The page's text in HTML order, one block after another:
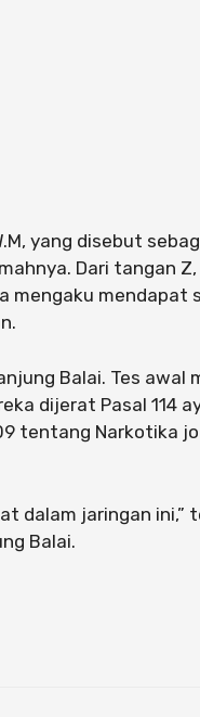
yang disebut
Dari tangan
mengaku mendapat
Balai. Tes awal
dijerat Pasal 114
tentang Narkotika
dalam jaringan ini,”
Balai.